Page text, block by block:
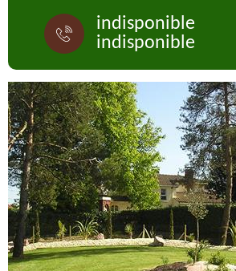
indisponible
indisponible